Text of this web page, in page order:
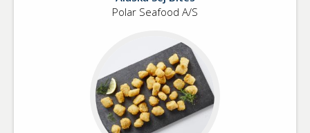
Polar Seafood A/S